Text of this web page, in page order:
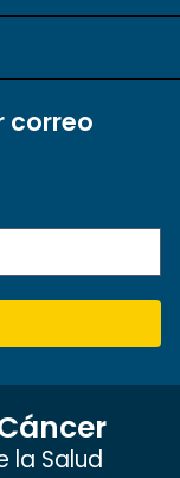
correo
la Salud